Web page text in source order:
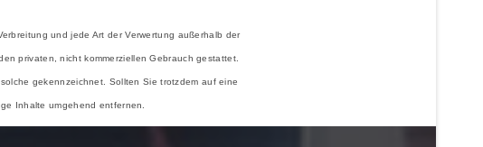
und jede Art der Verwertung außerhalb der
privaten, nicht kommerziellen Gebrauch gestattet.
gekennzeichnet. Sollten Sie trotzdem auf eine
Inhalte umgehend entfernen.